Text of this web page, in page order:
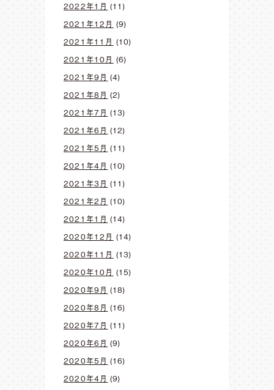
2022年1月 (11)
2021年12月 (9)
2021年11月 (10)
2021年10月 (6)
2021年9月 (4)
2021年8月 (2)
2021年7月 (13)
2021年6月 (12)
2021年5月 (11)
2021年4月 (10)
2021年3月 (11)
2021年2月 (10)
2021年1月 (14)
2020年12月 (14)
2020年11月 (13)
2020年10月 (15)
2020年9月 (18)
2020年8月 (16)
2020年7月 (11)
2020年6月 (9)
2020年5月 (16)
2020年4月 (9)